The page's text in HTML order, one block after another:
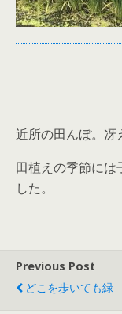
近所の田んぼ。冴
田植えの季節には
した。
Previous Post
どこを歩いても緑